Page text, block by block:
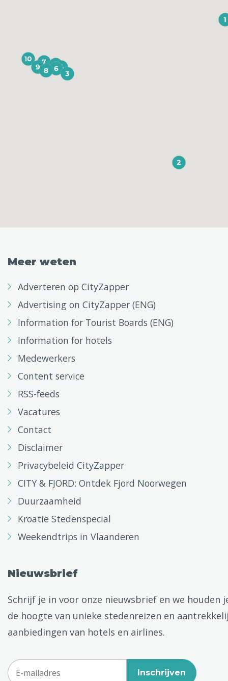
Meer weten
Adverteren op CityZapper
Advertising on CityZapper (ENG)
Information for Tourist Boards (ENG)
Information for hotels
Medewerkers
Content service
RSS-feeds
Vacatures
Contact
Disclaimer
Privacybeleid CityZapper
CITY & FJORD: Ontdek Fjord Noorwegen
Duurzaamheid
Kroatië Stedenspecial
Weekendtrips in Vlaanderen
Nieuwsbrief
Schrijf je in voor onze nieuwsbrief en we houden
de hoogte van unieke stedenreizen en
aanbiedingen van hotels en airlines.
Inschrijven